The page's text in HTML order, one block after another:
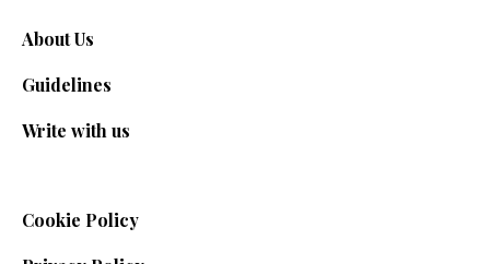
About Us
Guidelines
Write with us
Cookie Policy